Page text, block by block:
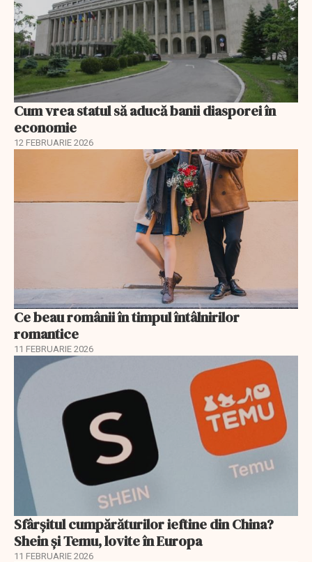
Cum vrea statul să aducă banii diasporei în
economie
12 FEBRUARIE 2026
Ce beau românii în timpul întâlnirilor
romantice
11 FEBRUARIE 2026
Sfârșitul cumpărăturilor ieftine din China?
Shein și Temu, lovite în Europa
11 FEBRUARIE 2026